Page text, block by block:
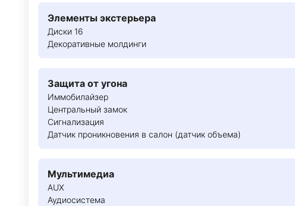
Элементы экстерьера
Диски 16
Декоративные молдинги
Защита от угона
Иммобилайзер
Центральный замок
Сигнализация
Датчик проникновения в салон (датчик объема)
Мультимедиа
AUX
Аудиосистема